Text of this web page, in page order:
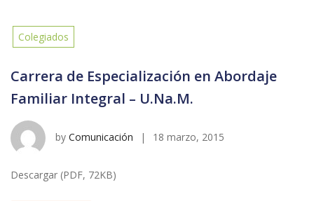
Colegiados
Carrera de Especialización en Abordaje
Familiar Integral – U.Na.M.
by Comunicación | 18 marzo, 2015
Descargar (PDF, 72KB)